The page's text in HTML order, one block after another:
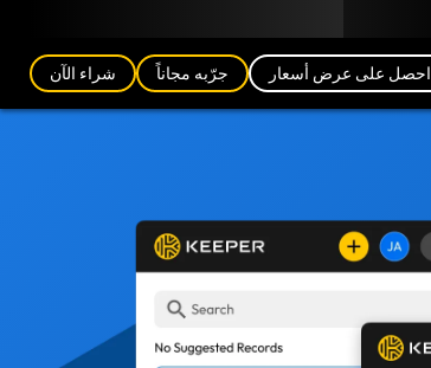
احصل على عرض أسعار جرّبه مجاناً شراء الآن